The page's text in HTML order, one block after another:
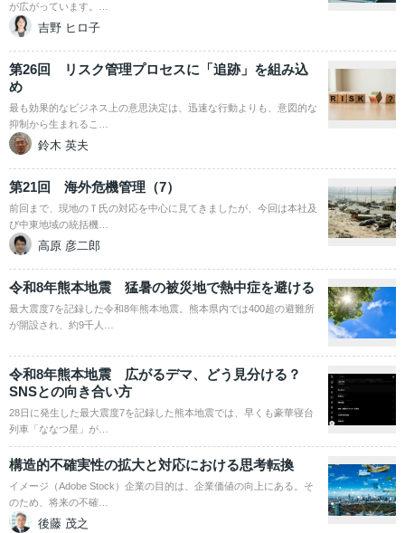
が広がっています。…
吉野 ヒロ子
第26回 リスク管理プロセスに「追跡」を組み込
め
最も効果的なビジネス上の意思決定は、迅速な行動よりも、意図的な
抑制から生まれるこ…
鈴木 英夫
第21回 海外危機管理（7）
前回まで、現地のＴ氏の対応を中心に見てきましたが、今回は本社及
び中東地域の統括機…
高原 彦二郎
令和8年熊本地震 猛暑の被災地で熱中症を避ける
最大震度7を記録した令和8年熊本地震。熊本県内では400超の避難所
が開設され、約9千人…
令和8年熊本地震 広がるデマ、どう見分ける？
SNSとの向き合い方
28日に発生した最大震度7を記録した熊本地震では、早くも豪華寝台
列車「ななつ星」が…
構造的不確実性の拡大と対応における思考転換
イメージ（Adobe Stock）企業の目的は、企業価値の向上にある。そ
のため、将来の不確…
後藤 茂之